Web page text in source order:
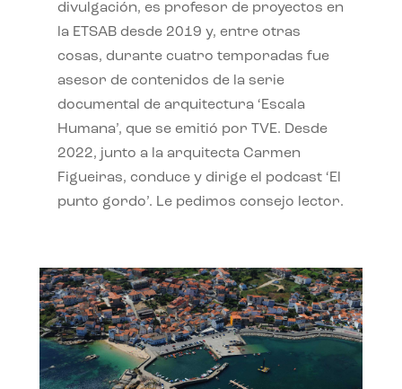
divulgación, es profesor de proyectos en
la ETSAB desde 2019 y, entre otras
cosas, durante cuatro temporadas fue
asesor de contenidos de la serie
documental de arquitectura ‘Escala
Humana’, que se emitió por TVE. Desde
2022, junto a la arquitecta Carmen
Figueiras, conduce y dirige el podcast ‘El
punto gordo’. Le pedimos consejo lector.